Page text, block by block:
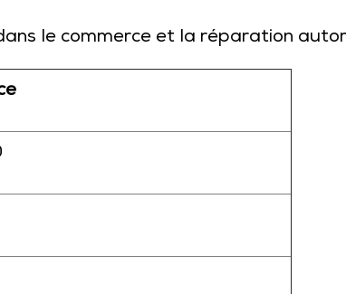
le commerce et la réparation